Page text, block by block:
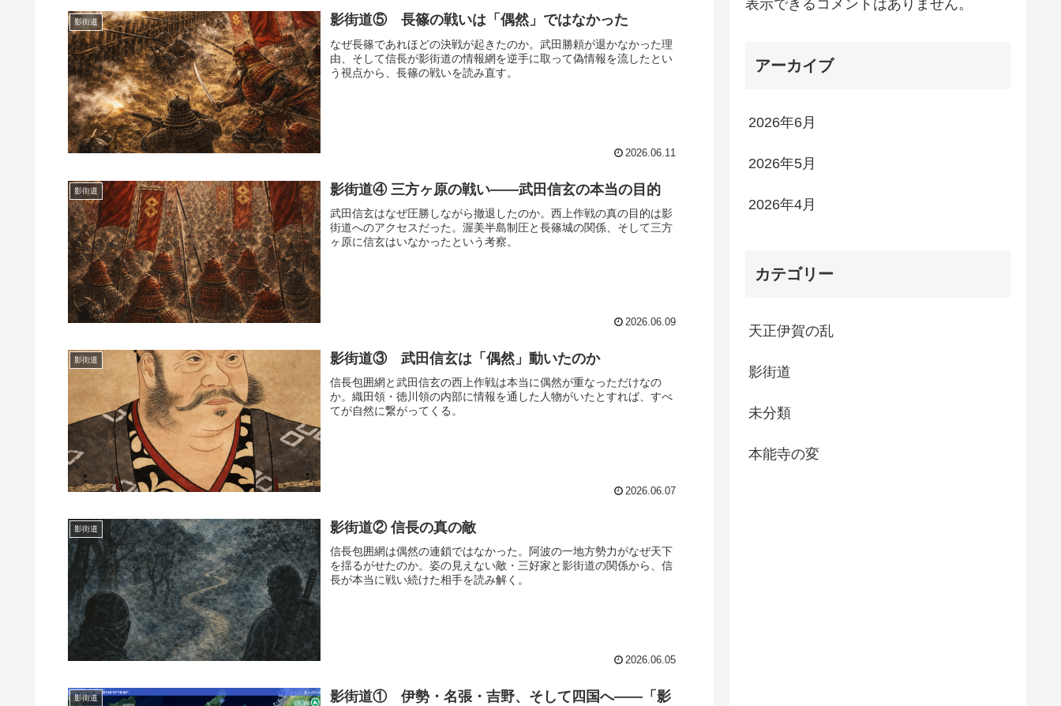
影街道 影街道⑤ 長篠の戦いは「偶然」ではなかった
なぜ長篠であれほどの決戦が起きたのか。武田勝頼が退かなかった理
由、そして信長が影街道の情報網を逆手に取って偽情報を流したとい
う視点から、長篠の戦いを読み直す。
2026.06.11
影街道 影街道④ 三方ヶ原の戦い――武田信玄の本当の目的
武田信玄はなぜ圧勝しながら撤退したのか。西上作戦の真の目的は影
街道へのアクセスだった。渥美半島制圧と長篠城の関係、そして三方
ヶ原に信玄はいなかったという考察。
2026.06.09
影街道 影街道③ 武田信玄は「偶然」動いたのか
信長包囲網と武田信玄の西上作戦は本当に偶然が重なっただけなの
か。織田領・徳川領の内部に情報を通した人物がいたとすれば、すべ
てが自然に繋がってくる。
2026.06.07
影街道 影街道② 信長の真の敵
信長包囲網は偶然の連鎖ではなかった。阿波の一地方勢力がなぜ天下
を揺るがせたのか。姿の見えない敵・三好家と影街道の関係から、信
長が本当に戦い続けた相手を読み解く。
2026.06.05
影街道
影街道① 伊勢・名張・吉野、そして四国へ――「影
表示できるコメントはありません。
アーカイブ
2026年6月
2026年5月
2026年4月
カテゴリー
天正伊賀の乱
影街道
未分類
本能寺の変